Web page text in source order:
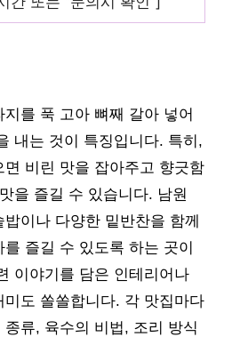
를 푹 고아 뼈째 갈아 넣어
내는 것이 특징입니다. 특히,
비린 맛을 잡아주고 향긋함
을 즐길 수 있습니다. 남원
이나 다양한 밑반찬을 함께
즐길 수 있도록 하는 곳이
이야기를 담은 인테리어나
도 쏠쏠합니다. 각 맛집마다
류, 육수의 비법, 조리 방식